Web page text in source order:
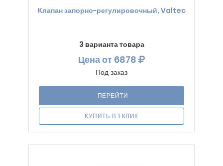
Клапан запорно-регулировочный, Valtec
3 варианта товара
Ценаот 6878
Под заказ
ПЕРЕЙТИ
КУПИТЬ В 1 КЛИК